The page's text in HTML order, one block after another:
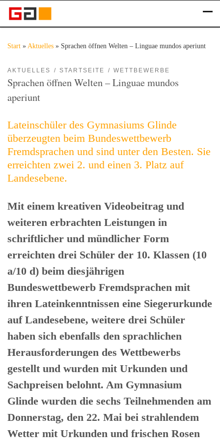
Zum Inhalt springen
Start » Aktuelles » Sprachen öffnen Welten – Linguae mundos aperiunt
AKTUELLES STARTSEITE WETTBEWERBE
Sprachen öffnen Welten – Linguae mundos
aperiunt
Lateinschüler des Gymnasiums Glinde
überzeugten beim Bundeswettbewerb
Fremdsprachen und sind unter den Besten. Sie
erreichten zwei 2. und einen 3. Platz auf
Landesebene.
Mit einem kreativen Videobeitrag und
weiteren erbrachten Leistungen in
schriftlicher und mündlicher Form
erreichten drei Schüler der 10. Klassen (10
a/10 d) beim diesjährigen
Bundeswettbewerb Fremdsprachen mit
ihren Lateinkenntnissen eine Siegerurkunde
auf Landesebene, weitere drei Schüler
haben sich ebenfalls den sprachlichen
Herausforderungen des Wettbewerbs
gestellt und wurden mit Urkunden und
Sachpreisen belohnt. Am Gymnasium
Glinde wurden die sechs Teilnehmenden am
Donnerstag, den 22. Mai bei strahlendem
Wetter mit Urkunden und frischen Rosen